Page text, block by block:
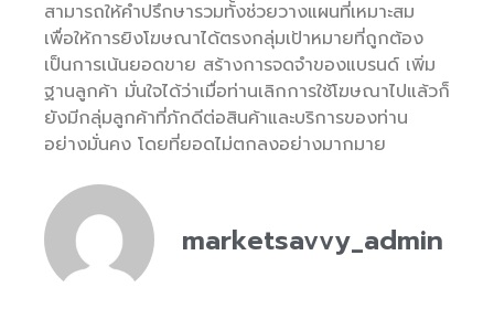
สามารถให้คำปรึกษารวมทั้งช่วยวางแผนที่เหมาะสม
เพื่อให้การยิงโฆษณาได้ตรงกลุ่มเป้าหมายที่ถูกต้อง
เป็นการเน้นยอดขาย สร้างการจดจำของแบรนด์ เพิ่ม
ฐานลูกค้า มั่นใจได้ว่าเมื่อท่านเลิกการใช้โฆษณาไปแล้วก็
ยังมีกลุ่มลูกค้าที่ภักดีต่อสินค้าและบริการของท่าน
อย่างมั่นคง โดยที่ยอดไม่ตกลงอย่างมากมาย
marketsavvy_admin